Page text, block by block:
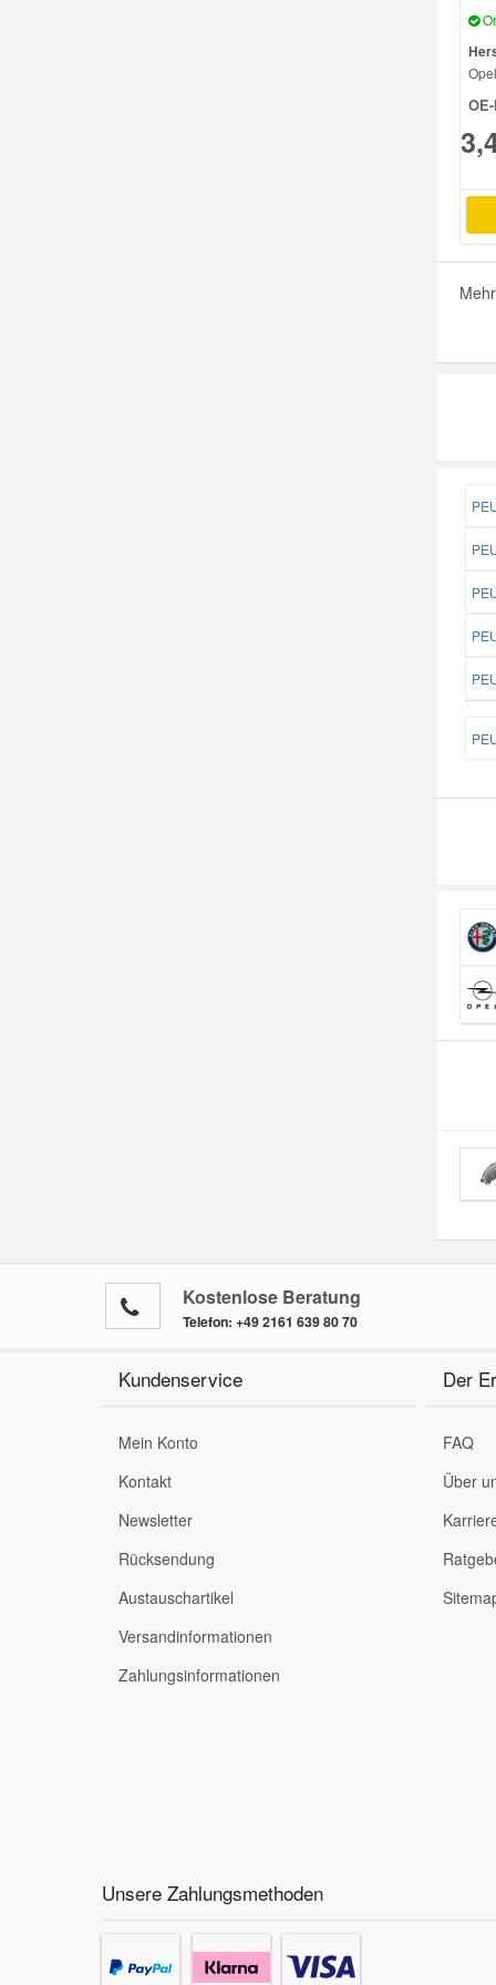
Opel
Kostenlose Beratung
Telefon: +49 2161 639 80 70
Kundenservice
Mein Konto
Kontakt
Newsletter
Rücksendung
Austauschartikel
Versandinformationen
Zahlungsinformationen
Der
FAQ
Über
Unsere Zahlungsmethoden